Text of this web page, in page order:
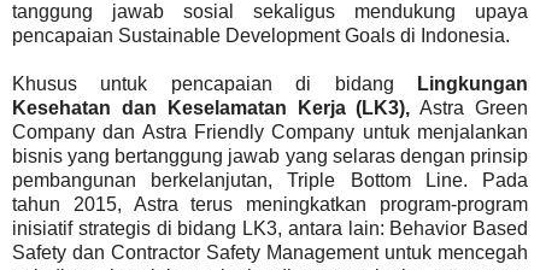
tanggung jawab sosial sekaligus mendukung upaya
pencapaian Sustainable Development Goals di Indonesia.
Khusus untuk pencapaian di bidang
Lingkungan
Kesehatan dan Keselamatan Kerja (LK3), Astra Green
Company dan Astra Friendly Company untuk menjalankan
bisnis yang bertanggung jawab yang selaras dengan prinsip
pembangunan berkelanjutan, Triple Bottom Line. Pada
tahun 2015, Astra terus meningkatkan program-program
inisiatif strategis di bidang LK3, antara lain: Behavior Based
Safety dan Contractor Safety Management untuk mencegah